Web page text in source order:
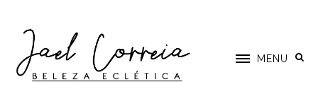
MENU